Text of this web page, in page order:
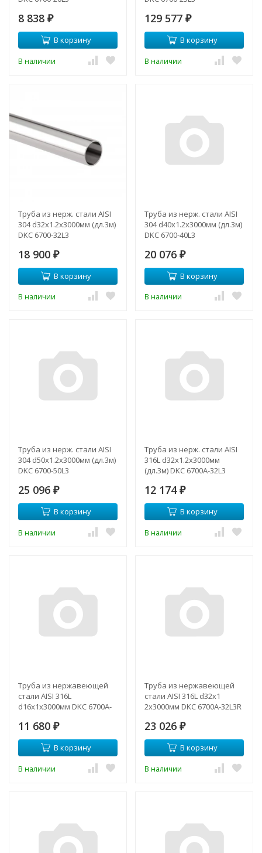
8 838 ₽
В корзину
В наличии
129 577 ₽
В корзину
В наличии
Труба из нерж. стали AISI
304 d32х1.2х3000мм (дл.3м)
DKC 6700-32L3
18 900 ₽
В корзину
В наличии
Труба из нерж. стали AISI
304 d40х1.2х3000мм (дл.3м)
DKC 6700-40L3
20 076 ₽
В корзину
В наличии
Труба из нерж. стали AISI
304 d50х1.2х3000мм (дл.3м)
DKC 6700-50L3
25 096 ₽
В корзину
В наличии
Труба из нерж. стали AISI
316L d32х1.2х3000мм
(дл.3м) DKC 6700A-32L3
12 174 ₽
В корзину
В наличии
Труба из нержавеющей
стали AISI 316L
d16х1х3000мм DKC 6700A-
11 680 ₽
В корзину
В наличии
Труба из нержавеющей
стали AISI 316L d32х1
2х3000мм DKC 6700A-32L3R
23 026 ₽
В корзину
В наличии